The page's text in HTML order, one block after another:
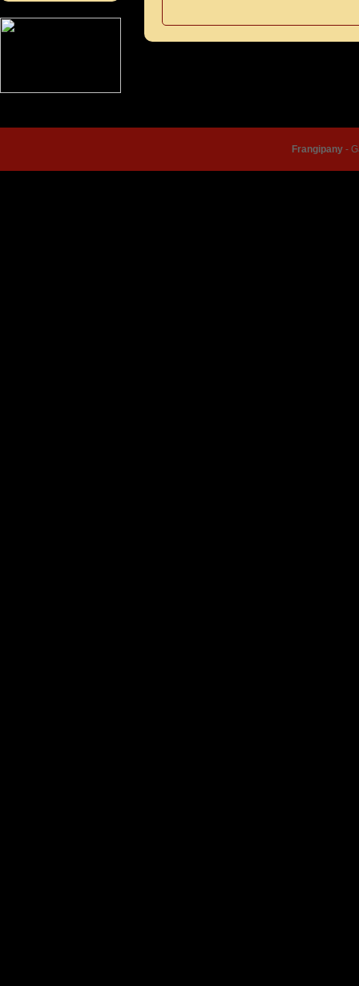
Frangipany -